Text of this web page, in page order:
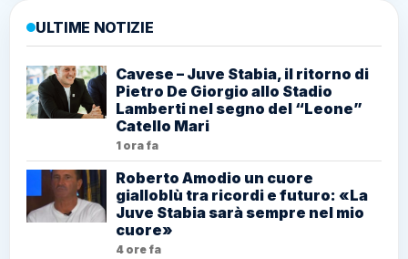
ULTIME NOTIZIE
Cavese – Juve Stabia, il ritorno di
Pietro De Giorgio allo Stadio
Lamberti nel segno del “Leone”
Catello Mari
1 ora fa
Roberto Amodio un cuore
gialloblù tra ricordi e futuro: «La
Juve Stabia sarà sempre nel mio
cuore»
4 ore fa